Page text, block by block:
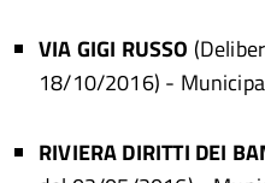
VIA GIGI RUSSO
18/10/2016) -
RIVIERA DIRITTI DEI